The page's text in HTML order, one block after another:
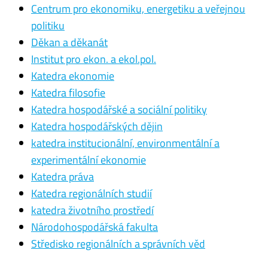
Centrum pro ekonomiku, energetiku a veřejnou
politiku
Děkan a děkanát
Institut pro ekon. a ekol.pol.
Katedra ekonomie
Katedra filosofie
Katedra hospodářské a sociální politiky
Katedra hospodářských dějin
katedra institucionální, environmentální a
experimentální ekonomie
Katedra práva
Katedra regionálních studií
katedra životního prostředí
Národohospodářská fakulta
Středisko regionálních a správních věd